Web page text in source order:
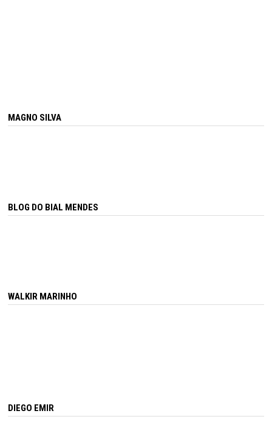
MAGNO SILVA
BLOG DO BIAL MENDES
WALKIR MARINHO
DIEGO EMIR